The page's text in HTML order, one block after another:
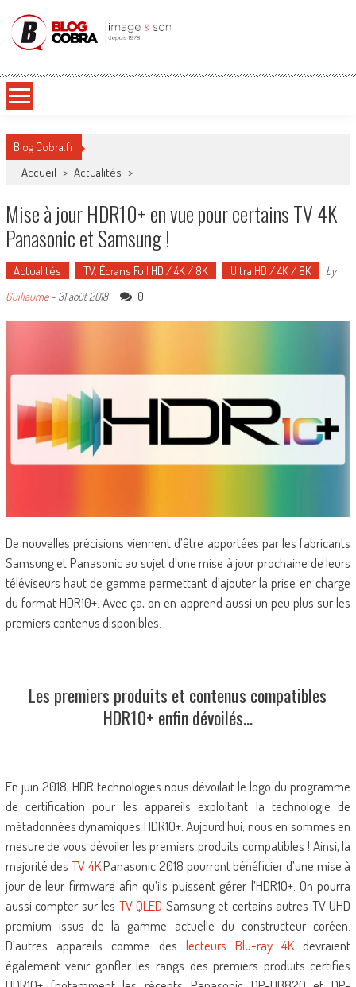
Blog Cobra
Blog Cobra.fr
Accueil > Actualités >
Mise à jour HDR10+ en vue pour certains TV 4K
Panasonic et Samsung !
Actualités TV, Écrans Full HD / 4K / 8K Ultra HD / 4K / 8K
by
Guillaume- 31 août 2018 0
De nouvelles précisions viennent d’être apportées par les fabricants
Samsung et Panasonic au sujet d’une mise à jour prochaine de leurs
téléviseurs haut de gamme permettant d’ajouter la prise en charge
du format HDR10+. Avec ça, on en apprend aussi un peu plus sur les
premiers contenus disponibles.
Les premiers produits et contenus compatibles
HDR10+ enfin dévoilés…
En juin 2018, HDR technologies nous dévoilait le logo du programme
de certification pour les appareils exploitant la technologie de
métadonnées dynamiques HDR10+. Aujourd’hui, nous en sommes en
mesure de vous dévoiler les premiers produits compatibles ! Ainsi, la
majorité desTV 4KPanasonic 2018 pourront bénéficier d’une mise à
jour de leur firmware afin qu’ils puissent gérer l’HDR10+. On pourra
aussi compter sur les TV QLED Samsung et certains autres TV UHD
premium issus de la gamme actuelle du constructeur coréen.
D’autres appareils comme deslecteurs Blu-ray 4K devraient
également venir gonfler les rangs des premiers produits certifiés